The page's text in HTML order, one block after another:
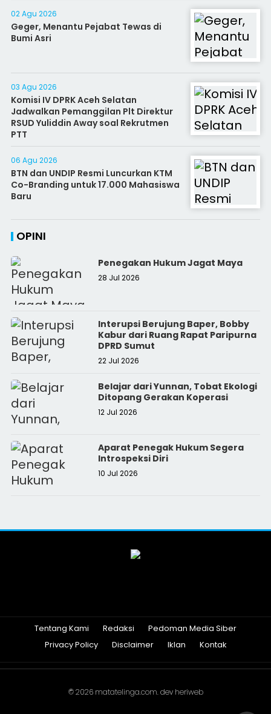
02 Agu 2026
Geger, Menantu Pejabat Tewas di
Bumi Asri
03 Agu 2026
Komisi IV DPRK Aceh Selatan
Jadwalkan Pemanggilan Plt Direktur
RSUD Yuliddin Away soal Rekrutmen
PTT
06 Agu 2026
BTN dan UNDIP Resmi Luncurkan KTM
Co-Branding untuk 17.000 Mahasiswa
Baru
OPINI
Penegakan Hukum Jagat Maya
28 Jul 2026
Interupsi Berujung Baper, Bobby
Kabur dari Ruang Rapat Paripurna
DPRD Sumut
22 Jul 2026
Belajar dari Yunnan, Tobat Ekologi
Ditopang Gerakan Koperasi
12 Jul 2026
Aparat Penegak Hukum Segera
Introspeksi Diri
10 Jul 2026
Tentang Kami Redaksi
Pedoman Media Siber
Privacy Policy
Disclaimer Iklan Kontak
© 2026 matatelinga.com. dev heriweb